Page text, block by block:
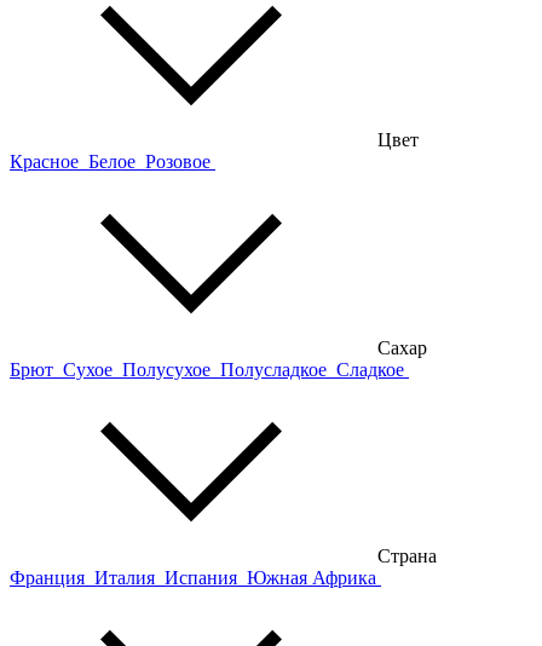
Цвет
Красное Белое Розовое
Сахар
Брют Сухое Полусухое Полусладкое Сладкое
Страна
Франция Италия Испания Южная Африка